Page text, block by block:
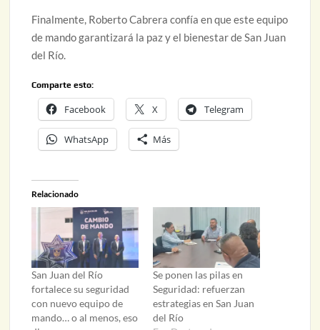
Finalmente, Roberto Cabrera confía en que este equipo
de mando garantizará la paz y el bienestar de San Juan
del Río.
Comparte esto:
Facebook X Telegram
WhatsApp Más
Relacionado
San Juan del Río
fortalece su seguridad
con nuevo equipo de
mando… o al menos, eso
Se ponen las pilas en
Seguridad: refuerzan
estrategias en San Juan
del Río